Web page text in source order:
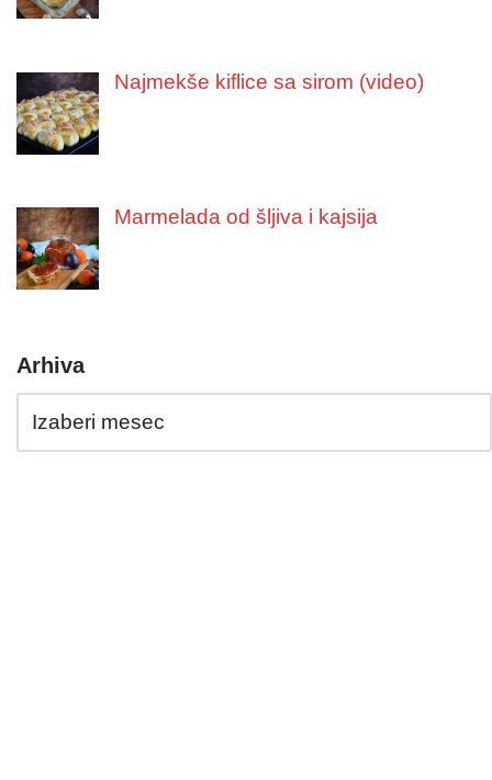
Najmekše kiflice sa sirom (video)
Marmelada od šljiva i kajsija
Arhiva